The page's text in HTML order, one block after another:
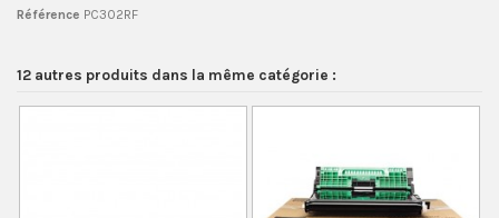
Référence PC302RF
12 autres produits dans la même catégorie :